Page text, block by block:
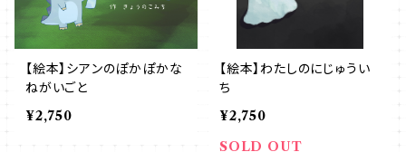
【絵本】シアンのぽかぽかな
ねがいごと
¥2,750
【絵本】わたしのにじゅうい
ち
¥2,750
SOLD OUT